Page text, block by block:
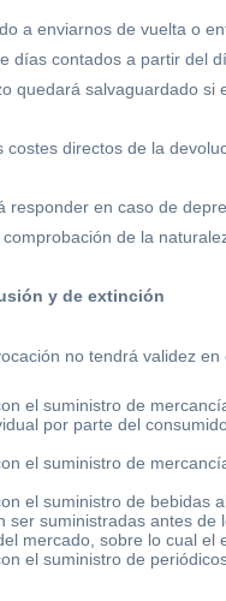
a enviarnos de vuelta o
días contados a partir del
quedará salvaguardado
costes directos de la
responder en caso de
de la
y de extinción
no tendrá validez en
el suministro de
por parte del
el suministro de
el suministro de bebidas
ser suministradas antes
mercado, sobre lo cual el
el suministro de